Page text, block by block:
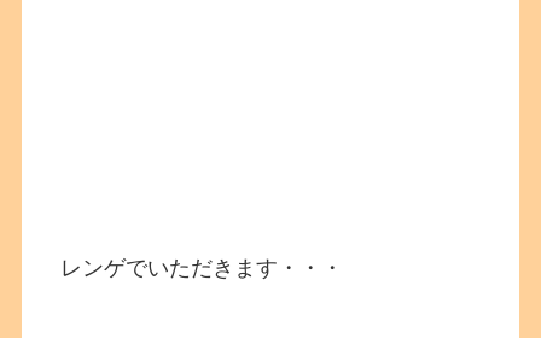
レンゲでいただきます・・・